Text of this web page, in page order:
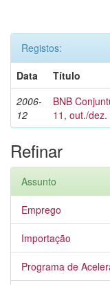
Registos:
Data
Título
2006-
12
BNB
11, out./dez.
Refinar
Assunto
Emprego
Importação
Programa de